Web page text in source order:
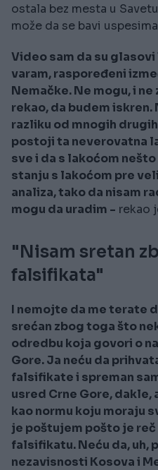
ostala bez mesta u
može da se bavi
Video sam da su glasovi
varam, raspoređeni
Nemačke. Ne mogu, i ne
rekao, da budem iskren.
razliku od mnogih
postoji ta neverovatna
sve i da s lakoćom
stanju s lakoćom pre
analiza, tako da nisam
mogu da uradim - rekao
"Nisam sretan
falsifikata"
I nemojte da me terate
srećan zbog toga što
odredbu koja govori o
Gore. Ja neću da
falsifikate i spreman
usred Crne Gore, dakle,
kao normu koju moraju
je poštujem pošto je
falsifikatu. Neću da, uh,
nezavisnosti Kosova i